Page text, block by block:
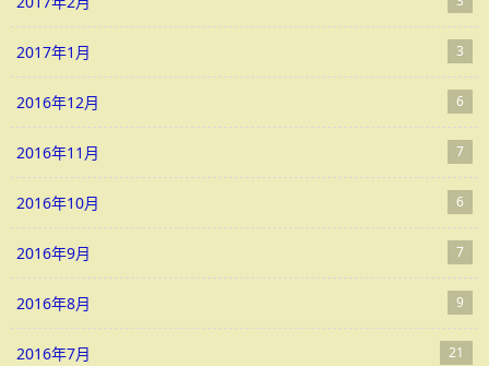
2017年1月 3
2016年12月 6
2016年11月 7
2016年10月 6
2016年9月 7
2016年8月 9
2016年7月 21